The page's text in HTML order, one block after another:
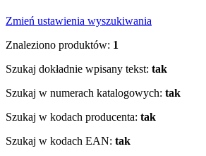
Zmień ustawienia wyszukiwania
Znaleziono produktów: 1
Szukaj dokładnie wpisany tekst: tak
Szukaj w numerach katalogowych: tak
Szukaj w kodach producenta: tak
Szukaj w kodach EAN: tak